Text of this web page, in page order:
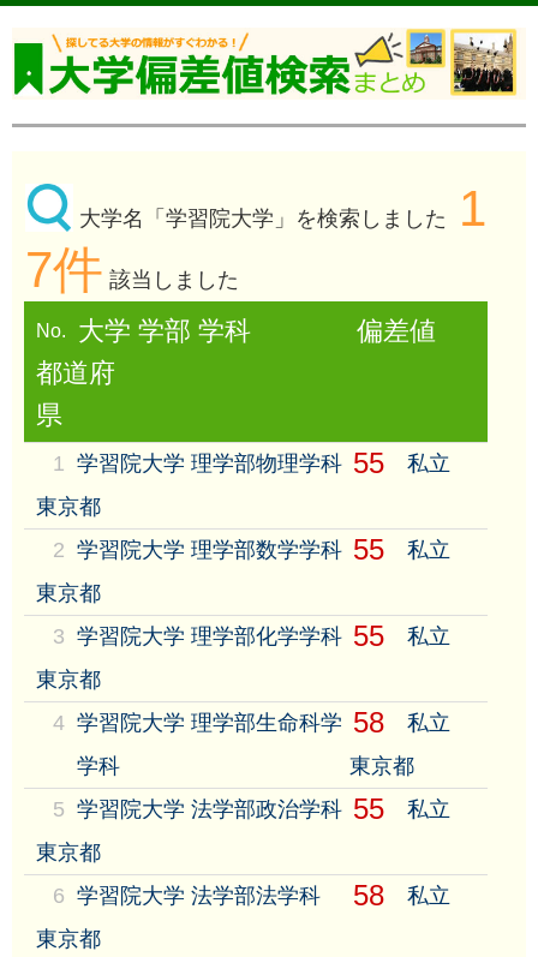
大学名「学習院大学」を検索しました
1
7件 該当しました
No. 大学 学部 学科
偏差値
都道府
県
1 学習院大学 理学部物理学科 55
私立
東京都
2 学習院大学 理学部数学学科 55
私立
東京都
3 学習院大学 理学部化学学科 55
私立
東京都
4 学習院大学 理学部生命科学
学科
58
私立
東京都
5 学習院大学 法学部政治学科 55
私立
東京都
6 学習院大学 法学部法学科 58
私立
東京都